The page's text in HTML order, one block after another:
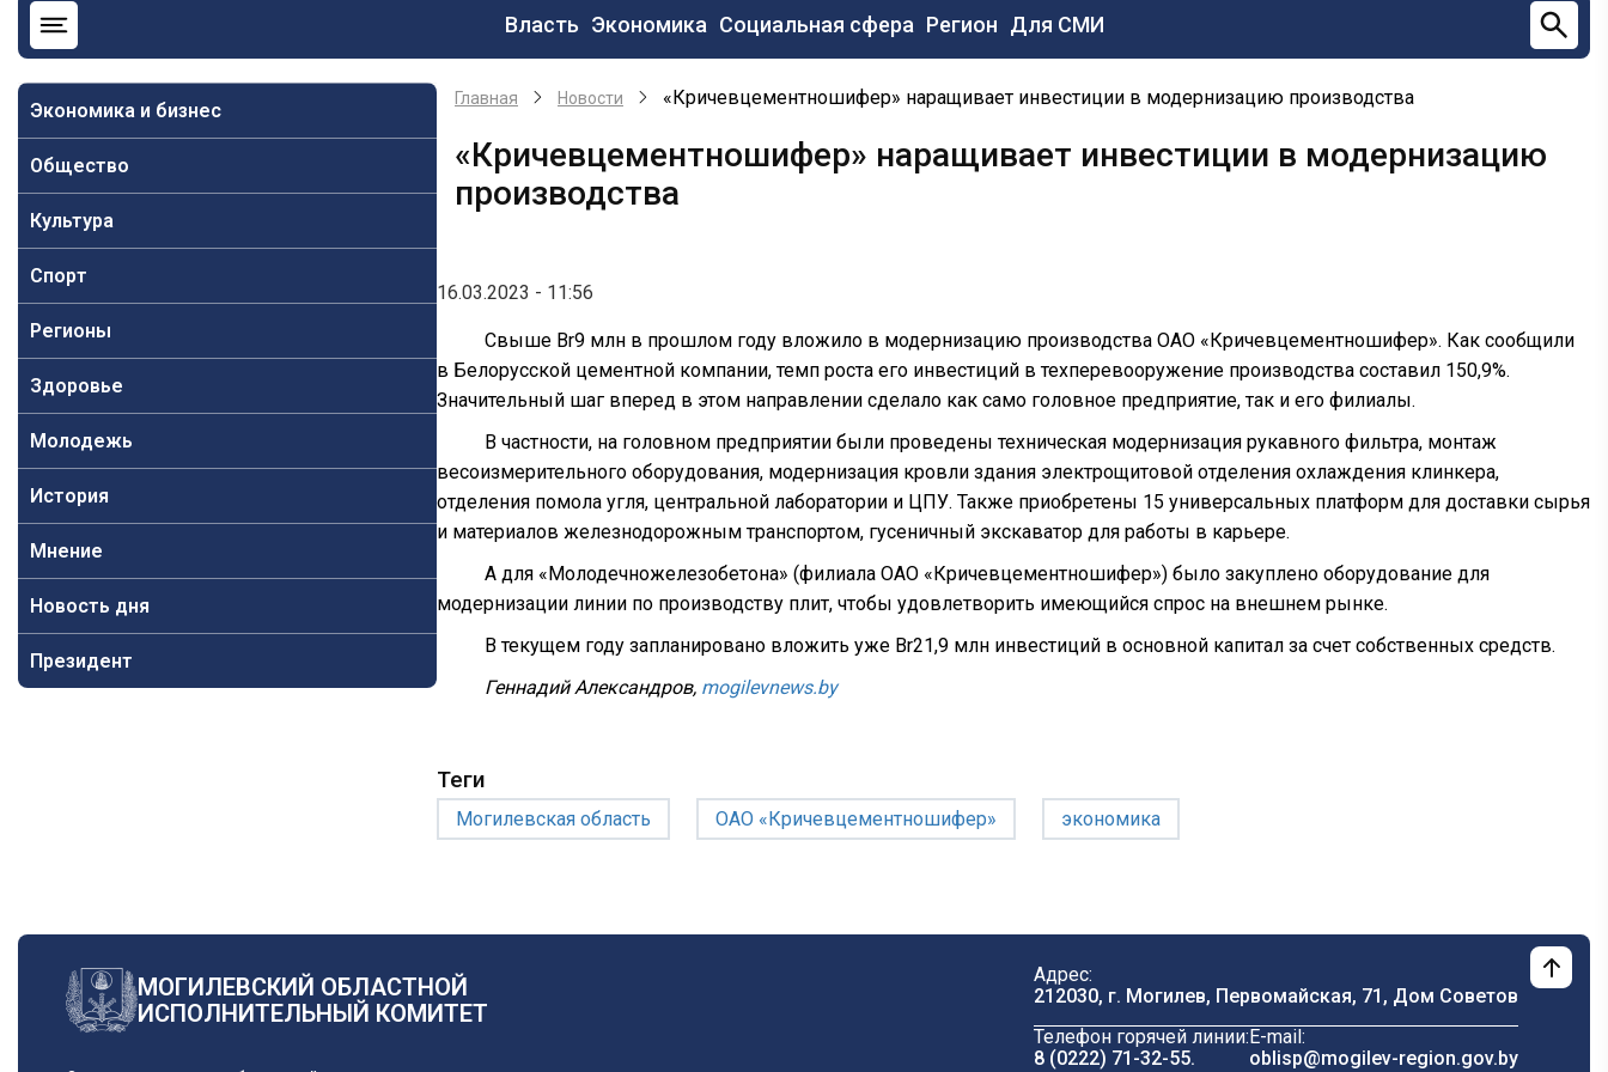
Основная
навигация
Власть Экономика Социальная сфера Регион Для СМИ
Экономика и бизнес
Общество
Культура
Спорт
Регионы
Здоровье
Молодежь
История
Мнение
Новость дня
Президент
Главная Новости «Кричевцементношифер» наращивает инвестиции в модернизацию производства
«Кричевцементношифер» наращивает инвестиции в модернизацию
производства
16.03.2023 - 11:56
Свыше Br9 млн в прошлом году вложило в модернизацию производства ОАО «Кричевцементношифер». Как сообщили
в Белорусской цементной компании, темп роста его инвестиций в техперевооружение производства составил 150,9%.
Значительный шаг вперед в этом направлении сделало как само головное предприятие, так и его филиалы.
В частности, на головном предприятии были проведены техническая модернизация рукавного фильтра, монтаж
весоизмерительного оборудования, модернизация кровли здания электрощитовой отделения охлаждения клинкера,
отделения помола угля, центральной лаборатории и ЦПУ. Также приобретены 15 универсальных платформ для доставки сырья
и материалов железнодорожным транспортом, гусеничный экскаватор для работы в карьере.
А для «Молодечножелезобетона» (филиала ОАО «Кричевцементношифер») было закуплено оборудование для
модернизации линии по производству плит, чтобы удовлетворить имеющийся спрос на внешнем рынке.
В текущем году запланировано вложить уже Br21,9 млн инвестиций в основной капитал за счет собственных средств.
Геннадий Александров, mogilevnews.by
Теги
Могилевская область ОАО «Кричевцементношифер» экономика
МОГИЛЕВСКИЙ ОБЛАСТНОЙ
ИСПОЛНИТЕЛЬНЫЙ КОМИТЕТ
Адрес:
212030, г. Могилев, Первомайская, 71, Дом Cоветов
Телефон горячей линии:
8 (0222) 71-32-55.
E-mail:
oblisp@mogilev-region.gov.by